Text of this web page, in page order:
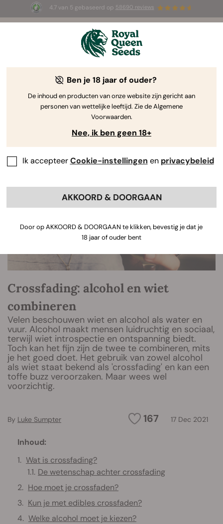
4.7 van 5 gebaseerd op 58690 reviews
3 White Widow Auto zaadjesGRATIS voor de
The RQS Blog
Cannabis Lifestyle Blogs
Crossfading: alcohol en wiet
combineren
Velen beschouwen wiet en alcohol als water en
vuur. Alcohol maakt mensen luidruchtig en sociaal,
terwijl wiet introspectie en ontspanning biedt.
Toch kan het fijn zijn de twee te combineren, mits
je het goed doet. Het gebruik van zowel alcohol
als wiet staat bekend als 'crossfading' en kan een
toffe buzz veroorzaken. Maar wees wel
voorzichtig.
167 17 Dec 2021
By Luke Sumpter
Inhoud:
Wat is crossfading?
De wetenschap achter crossfading
Hoe moet je crossfaden?
Kun je met edibles crossfaden?
Welke alcohol moet je kiezen?
Ben je 18 jaar of ouder?
De inhoud en producten van onze website zijn gericht aan
personen van wettelijke leeftijd. Zie de Algemene
Voorwaarden.
Nee, ik ben geen 18+
Ik accepteerCookie-instellingen en privacybeleid
AKKOORD & DOORGAAN
Door op AKKOORD & DOORGAAN te klikken, bevestig je dat je
18 jaar of ouder bent